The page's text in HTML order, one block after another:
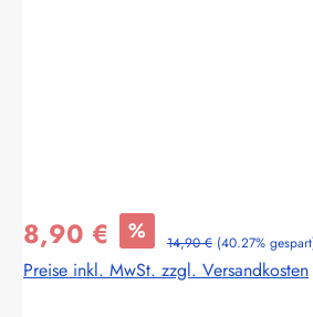
8,90 € % 14,90 € (40.27%
Preise inkl. MwSt. zzgl. Versandkosten